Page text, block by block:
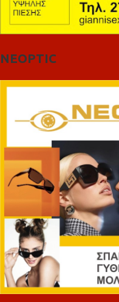
NEOPTIC